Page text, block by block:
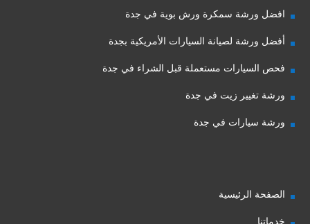
افضل ورشة سمكرة ورش بوية في جدة
أفضل ورشة لصيانة السيارات الأمريكية بجدة
فحص السيارات مستعملة قبل الشراء في جدة
ورشة تغيير زيت في جدة
ورشة سيارات في جدة
الصفحة الرئيسية
خدماتنا